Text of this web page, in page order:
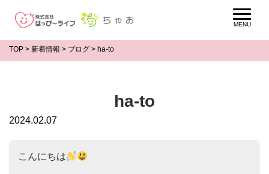
TOP > 新着情報 > ブログ > ha-to
ha-to
2024.02.07
こんにちは